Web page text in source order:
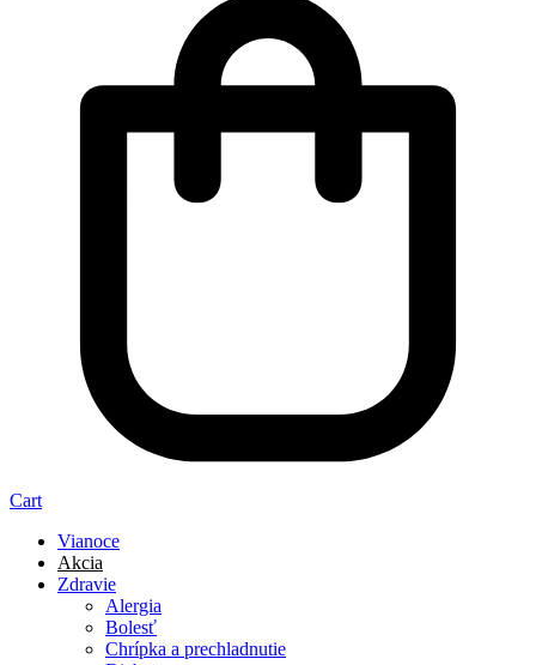
Cart
Vianoce
Akcia
Zdravie
Alergia
Bolesť
Chrípka a prechladnutie